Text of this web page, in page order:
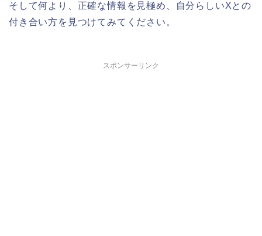
そして何より、正確な情報を見極め、自分らしいXとの
付き合い方を見つけてみてください。
スポンサーリンク